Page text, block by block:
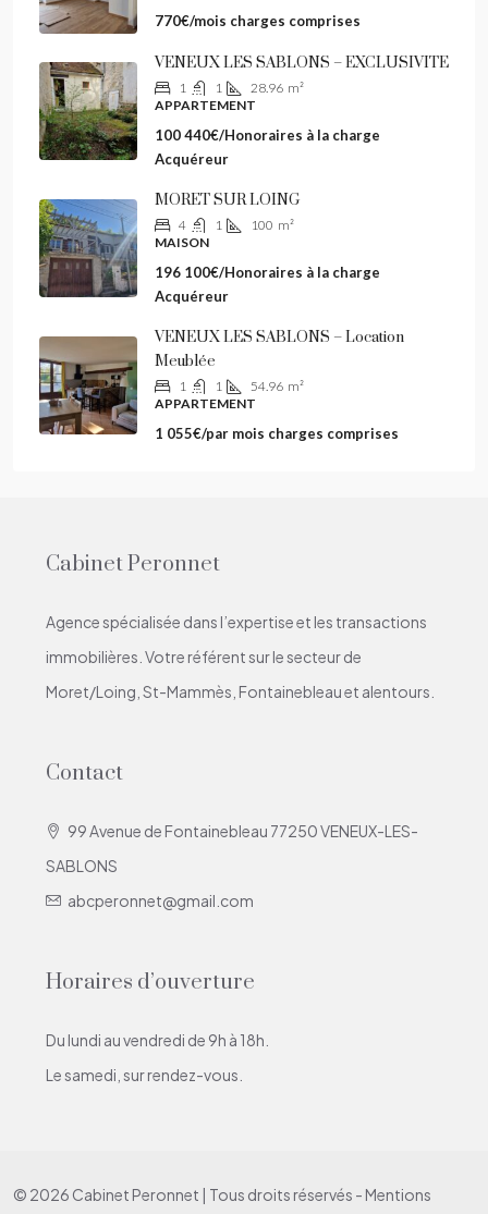
770€/mois charges comprises
VENEUX LES SABLONS – EXCLUSIVITE
1 1 28.96 m²
APPARTEMENT
100 440€/Honoraires à la charge
Acquéreur
MORET SUR LOING
4 1 100 m²
MAISON
196 100€/Honoraires à la charge
Acquéreur
VENEUX LES SABLONS – Location
Meublée
1 1 54.96 m²
APPARTEMENT
1 055€/par mois charges comprises
Cabinet Peronnet
Agence spécialisée dans l’expertise et les transactions
immobilières. Votre référent sur le secteur de
Moret/Loing, St-Mammès, Fontainebleau et alentours.
Contact
99 Avenue de Fontainebleau 77250 VENEUX-LES-
SABLONS
abcperonnet@gmail.com
Horaires d’ouverture
Du lundi au vendredi de 9h à 18h.
Le samedi, sur rendez-vous.
© 2026 Cabinet Peronnet | Tous droits réservés - Mentions